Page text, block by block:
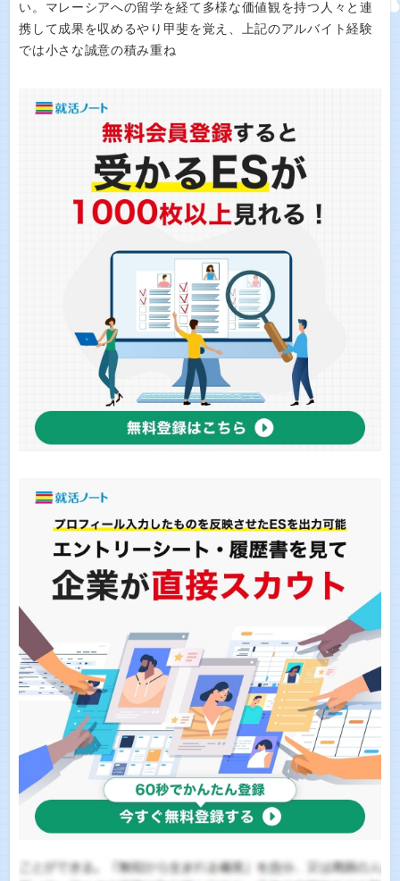
い。マレーシアへの留学を経て多様な価値観を持つ人々と連
携して成果を収めるやり甲斐を覚え、上記のアルバイト経験
では小さな誠意の積み重ね